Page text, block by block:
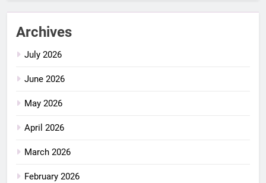
Archives
July 2026
June 2026
May 2026
April 2026
March 2026
February 2026